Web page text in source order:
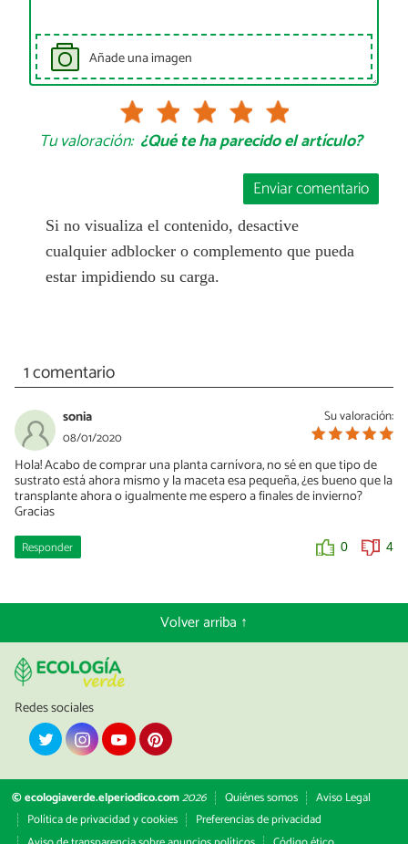
Añade una imagen
Tu valoración: ¿Qué te ha parecido el artículo?
Enviar comentario
Si no visualiza el contenido, desactive
cualquier adblocker o complemento que pueda
estar impidiendo su carga.
1 comentario
Su valoración:
sonia
08/01/2020
Hola! Acabo de comprar una planta carnívora, no sé en que tipo de
sustrato está ahora mismo y la maceta esa pequeña, ¿es bueno que la
transplante ahora o igualmente me espero a finales de invierno?
Gracias
Responder 0 4
Volver arriba ↑
Redes sociales
© ecologiaverde.elperiodico.com2026 Quiénes somos
Aviso Legal
Política de privacidad y cookies
Preferencias de privacidad